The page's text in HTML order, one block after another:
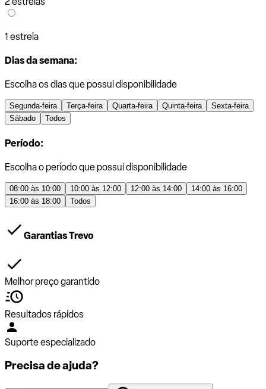
1 estrela
Dias da semana:
Escolha os dias que possui disponibilidade
Segunda-feira Terça-feira Quarta-feira Quinta-feira
Sexta-feira
Sábado
Todos
Período:
Escolha o período que possui disponibilidade
08:00 às 10:00 10:00 às 12:00 12:00 às 14:00
14:00 às 16:00
16:00 às 18:00
Todos
Garantias Trevo
Melhor preço garantido
Resultados rápidos
Suporte especializado
Precisa de ajuda?